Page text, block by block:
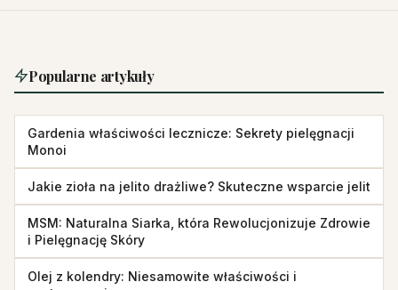
Popularne artykuły
Gardenia właściwości lecznicze: Sekrety pielęgnacji
Monoi
Jakie zioła na jelito drażliwe? Skuteczne wsparcie jelit
MSM: Naturalna Siarka, która Rewolucjonizuje Zdrowie
i Pielęgnację Skóry
Olej z kolendry: Niesamowite właściwości i